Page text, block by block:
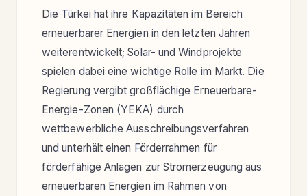
Die Türkei hat ihre Kapazitäten im Bereich
erneuerbarer Energien in den letzten Jahren
weiterentwickelt; Solar- und Windprojekte
spielen dabei eine wichtige Rolle im Markt. Die
Regierung vergibt großflächige Erneuerbare-
Energie-Zonen (YEKA) durch
wettbewerbliche Ausschreibungsverfahren
und unterhält einen Förderrahmen für
förderfähige Anlagen zur Stromerzeugung aus
erneuerbaren Energien im Rahmen von